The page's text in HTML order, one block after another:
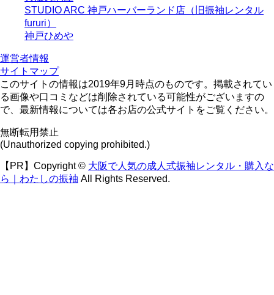
STUDIO ARC 神戸ハーバーランド店（旧振袖レンタル
fururi）
神戸ひめや
運営者情報
サイトマップ
このサイトの情報は2019年9月時点のものです。掲載されてい
る画像や口コミなどは削除されている可能性がございますの
で、最新情報については各お店の公式サイトをご覧ください。
無断転用禁止
(Unauthorized copying prohibited.)
【PR】Copyright © 大阪で人気の成人式振袖レンタル・購入な
ら｜わたしの振袖 All Rights Reserved.